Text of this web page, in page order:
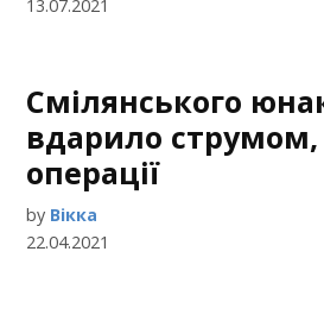
13.07.2021
Смілянського
вдарило
операції
by Вікка
22.04.2021